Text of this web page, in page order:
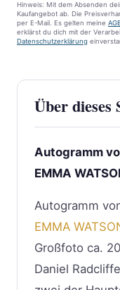
Hinweis: Mit dem Absenden
Kaufangebot ab. Die
per E-Mail. Es gelten meine
erklärst du dich mit der
Datenschutzerklärung
Über dieses
Autogramm
EMMA
Autogramm
EMMA
Großfoto ca.
Daniel